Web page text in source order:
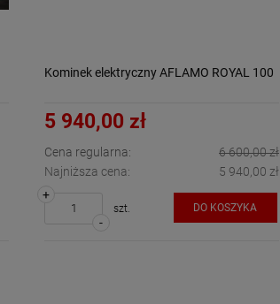
Kominek elektryczny AFLAMO ROYAL 100
5 940,00 zł
Cena regularna:
6 600,00 zł
Najniższa cena:
5 940,00 zł
-
+
szt. DO KOSZYKA